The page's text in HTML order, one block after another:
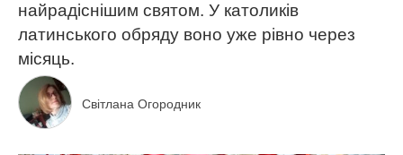
найрадіснішим святом. У католиків
латинського обряду воно уже рівно через
місяць.
Світлана Огородник